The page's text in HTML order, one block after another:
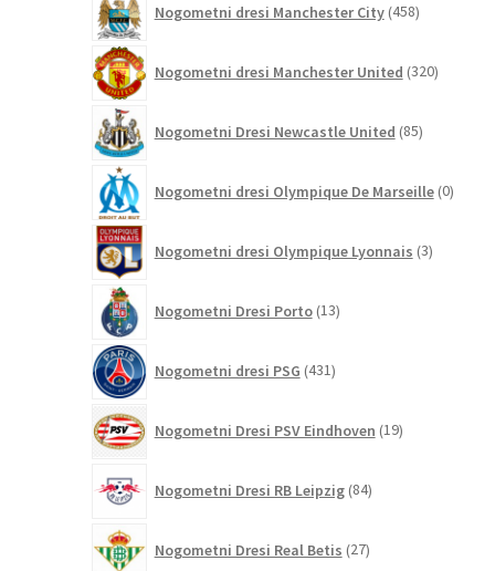
Nogometni dresi Manchester City 458izdelkov
Nogometni dresi Manchester United 320izdelkov
Nogometni Dresi Newcastle United 85izdelkov
Nogometni dresi Olympique De Marseille 0
Nogometni dresi Olympique Lyonnais 3izdelki
Nogometni Dresi Porto 13izdelkov
Nogometni dresi PSG 431izdelkov
Nogometni Dresi PSV Eindhoven 19izdelkov
Nogometni Dresi RB Leipzig 84izdelkov
Nogometni Dresi Real Betis 27izdelkov